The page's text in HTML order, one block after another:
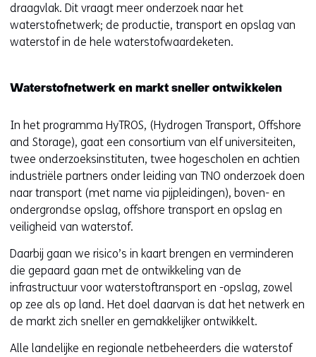
draagvlak. Dit vraagt meer onderzoek naar het
waterstofnetwerk; de productie, transport en opslag van
waterstof in de hele waterstofwaardeketen.
Waterstofnetwerk en markt sneller ontwikkelen
In het programma HyTROS, (Hydrogen Transport, Offshore
and Storage), gaat een consortium van elf universiteiten,
twee onderzoeksinstituten, twee hogescholen en achtien
industriële partners onder leiding van TNO onderzoek doen
naar transport (met name via pijpleidingen), boven- en
ondergrondse opslag, offshore transport en opslag en
veiligheid van waterstof.
Daarbij gaan we risico’s in kaart brengen en verminderen
die gepaard gaan met de ontwikkeling van de
infrastructuur voor waterstoftransport en -opslag, zowel
op zee als op land. Het doel daarvan is dat het netwerk en
de markt zich sneller en gemakkelijker ontwikkelt.
Alle landelijke en regionale netbeheerders die waterstof